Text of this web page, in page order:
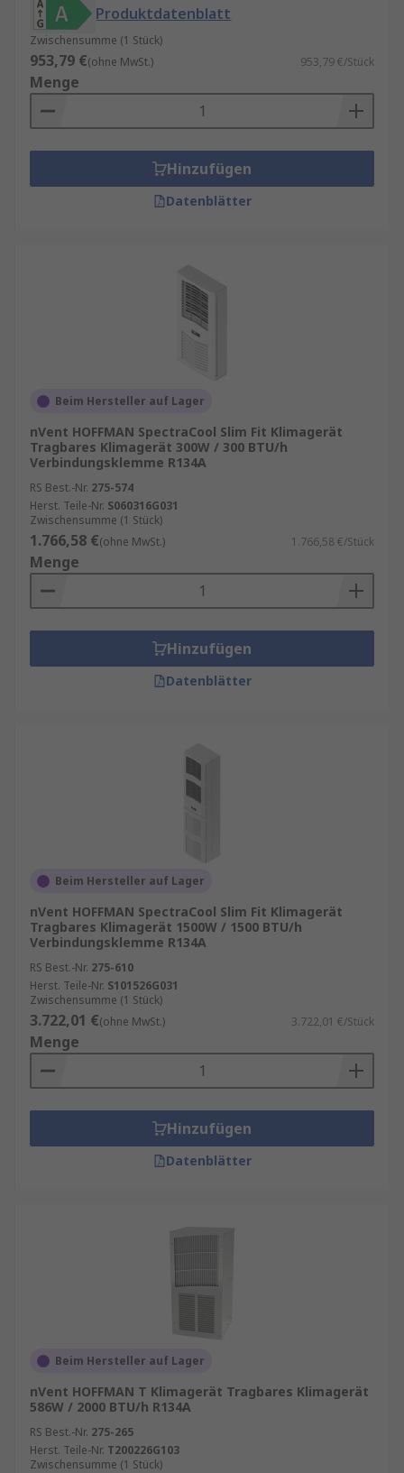
Produktdatenblatt
Zwischensumme (1 Stück)
953,79 €(ohne MwSt.) 953,79 €/Stück
Menge
Hinzufügen
Datenblätter
Beim Hersteller auf Lager
nVent HOFFMAN SpectraCool Slim Fit Klimagerät
Tragbares Klimagerät 300W / 300 BTU/h
Verbindungsklemme R134A
RS Best.-Nr. 275-574
Herst. Teile-Nr. S060316G031
Zwischensumme (1 Stück)
1.766,58 €(ohne MwSt.) 1.766,58 €/Stück
Menge
Hinzufügen
Datenblätter
Beim Hersteller auf Lager
nVent HOFFMAN SpectraCool Slim Fit Klimagerät
Tragbares Klimagerät 1500W / 1500 BTU/h
Verbindungsklemme R134A
RS Best.-Nr. 275-610
Herst. Teile-Nr. S101526G031
Zwischensumme (1 Stück)
3.722,01 €(ohne MwSt.) 3.722,01 €/Stück
Menge
Hinzufügen
Datenblätter
Beim Hersteller auf Lager
nVent HOFFMAN T Klimagerät Tragbares Klimagerät
586W / 2000 BTU/h R134A
RS Best.-Nr. 275-265
Herst. Teile-Nr. T200226G103
Zwischensumme (1 Stück)